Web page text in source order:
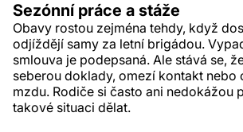
Sezónní práce a stáže
Obavy rostou zejména tehdy, když
odjíždějí samy za letní brigádou.
smlouva je podepsaná. Ale stává se,
seberou doklady, omezí kontakt nebo
mzdu. Rodiče si často ani nedokážou
takové situaci dělat.